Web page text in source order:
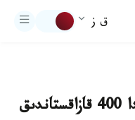
ق ز
شەتەل اسكەري وقۋ ورىندارىندا 400 قازاقستاندىق